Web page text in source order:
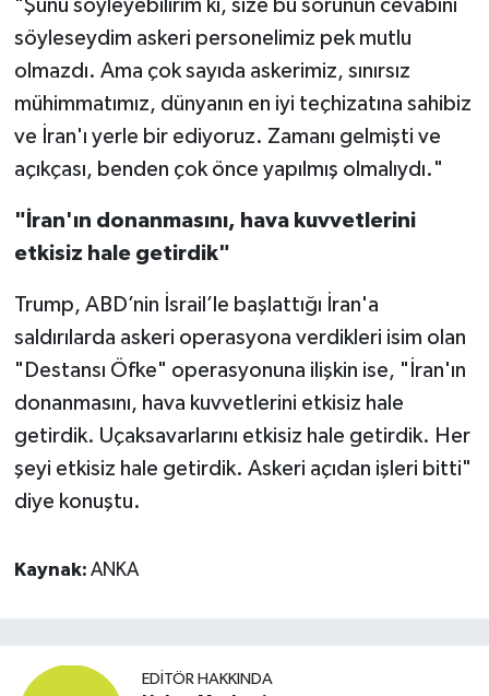
"Şunu söyleyebilirim ki, size bu sorunun cevabını
söyleseydim askeri personelimiz pek mutlu
olmazdı. Ama çok sayıda askerimiz, sınırsız
mühimmatımız, dünyanın en iyi teçhizatına sahibiz
ve İran'ı yerle bir ediyoruz. Zamanı gelmişti ve
açıkçası, benden çok önce yapılmış olmalıydı."
"İran'ın donanmasını, hava kuvvetlerini
etkisiz hale getirdik"
Trump, ABD’nin İsrail’le başlattığı İran'a
saldırılarda askeri operasyona verdikleri isim olan
"Destansı Öfke" operasyonuna ilişkin ise, "İran'ın
donanmasını, hava kuvvetlerini etkisiz hale
getirdik. Uçaksavarlarını etkisiz hale getirdik. Her
şeyi etkisiz hale getirdik. Askeri açıdan işleri bitti"
diye konuştu.
Kaynak: ANKA
EDITÖR HAKKINDA